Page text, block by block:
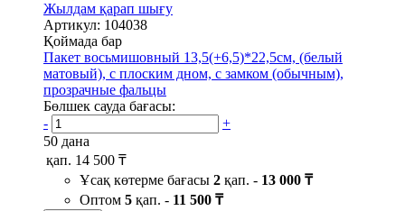
Жылдам қарап шығу
Артикул: 104038
Қоймада бар
Пакет восьмишовный 13,5(+6,5)*22,5см, (белый
матовый), с плоским дном, с замком (обычным),
прозрачные фальцы
Бөлшек сауда бағасы:
-
+
50 дана
қап. 14 500 ₸
Ұсақ көтерме бағасы 2 қап. - 13 000 ₸
Оптом 5 қап. - 11 500 ₸